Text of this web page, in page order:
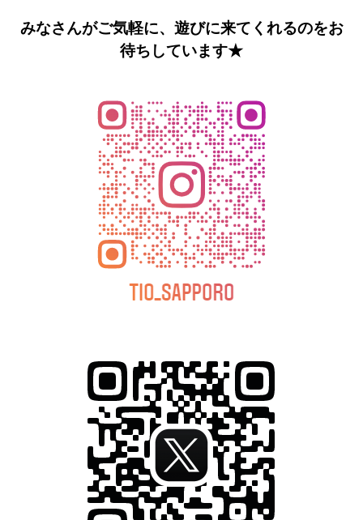
みなさんがご気軽に、遊びに来てくれるのをお
待ちしています★